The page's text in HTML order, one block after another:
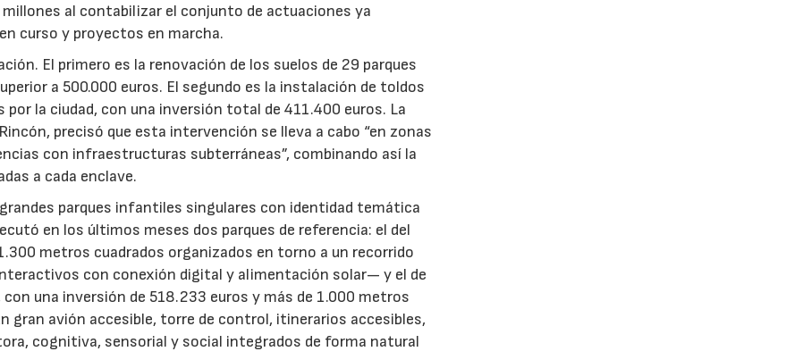
al contabilizar el conjunto de actuaciones ya
curso y proyectos en marcha.
El primero es la renovación de los suelos de 29 parques
a 500.000 euros. El segundo es la instalación de toldos
la ciudad, con una inversión total de 411.400 euros. La
precisó que esta intervención se lleva a cabo “en zonas
con infraestructuras subterráneas”, combinando así la
a cada enclave.
parques infantiles singulares con identidad temática
en los últimos meses dos parques de referencia: el del
metros cuadrados organizados en torno a un recorrido
con conexión digital y alimentación solar— y el de
una inversión de 518.233 euros y más de 1.000 metros
gran avión accesible, torre de control, itinerarios accesibles,
cognitiva, sensorial y social integrados de forma natural